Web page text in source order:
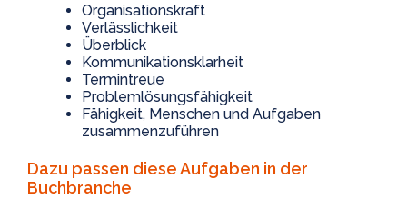
Organisationskraft
Verlässlichkeit
Überblick
Kommunikationsklarheit
Termintreue
Problemlösungsfähigkeit
Fähigkeit, Menschen und Aufgaben
zusammenzuführen
Dazu passen diese Aufgaben in der
Buchbranche